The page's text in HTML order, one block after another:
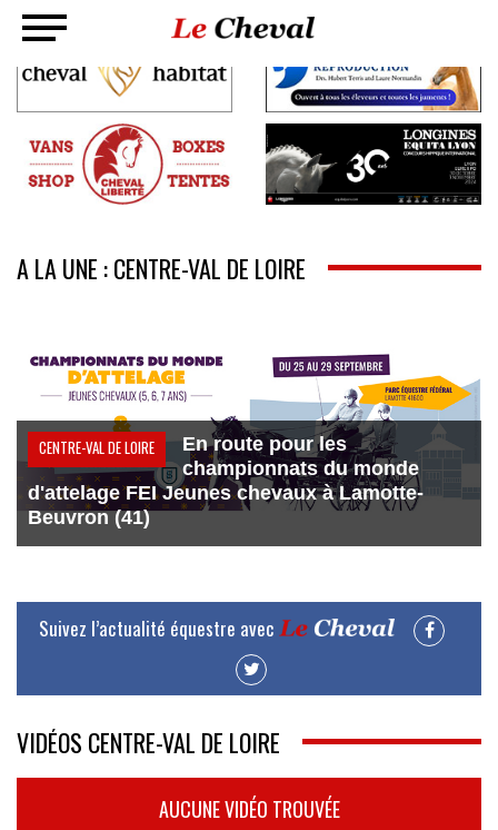
A LA UNE : CENTRE-VAL DE LOIRE
CENTRE-VAL DE LOIRE
En route pour les
championnats du monde
d'attelage FEI Jeunes chevaux à Lamotte-
Beuvron (41)
Suivez l’actualité équestre avec
VIDÉOS CENTRE-VAL DE LOIRE
AUCUNE VIDÉO TROUVÉE